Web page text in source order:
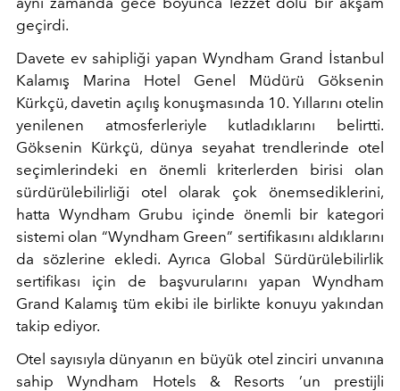
geçirdi.
Davete ev sahipliği yapan Wyndham Grand İstanbul
Kalamış Marina Hotel Genel Müdürü Göksenin
Kürkçü, davetin açılış konuşmasında 10. Yıllarını otelin
yenilenen atmosferleriyle kutladıklarını belirtti.
Göksenin Kürkçü, dünya seyahat trendlerinde otel
seçimlerindeki en önemli kriterlerden birisi olan
sürdürülebilirliği otel olarak çok önemsediklerini,
hatta Wyndham Grubu içinde önemli bir kategori
sistemi olan “Wyndham Green” sertifikasını aldıklarını
da sözlerine ekledi. Ayrıca Global Sürdürülebilirlik
sertifikası için de başvurularını yapan Wyndham
Grand Kalamış tüm ekibi ile birlikte konuyu yakından
takip ediyor.
Otel sayısıyla dünyanın en büyük otel zinciri unvanına
sahip Wyndham Hotels & Resorts ’un prestijli